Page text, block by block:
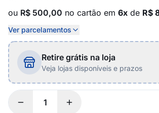
ou R$ 500,00 no cartão em 6x de R$
Ver parcelamentos
Retire grátis na loja
Veja lojas disponíveis e prazos